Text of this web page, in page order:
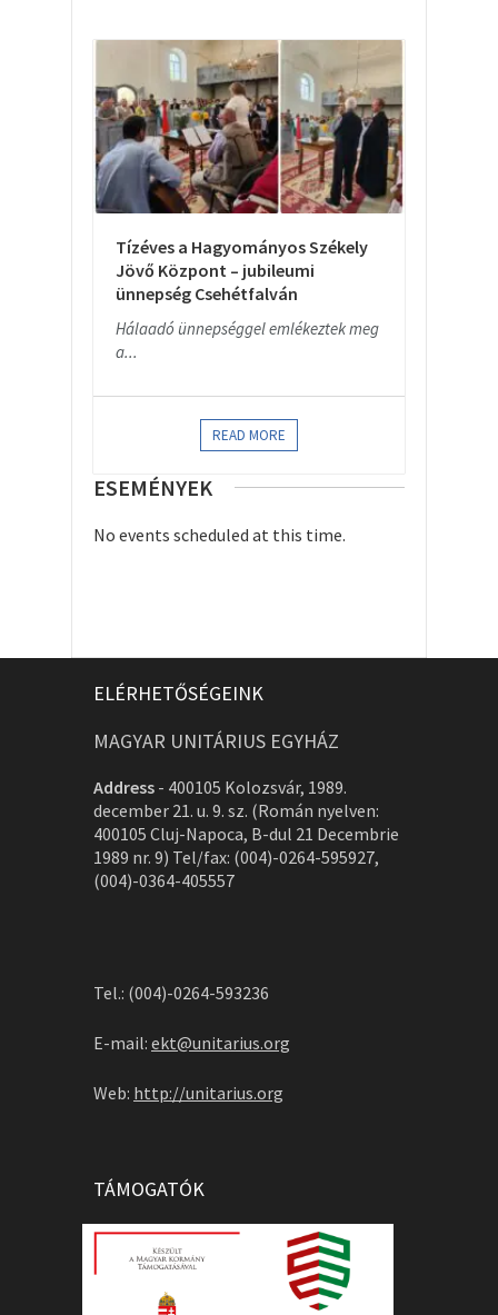
Tízéves a Hagyományos Székely
Jövő Központ – jubileumi
ünnepség Csehétfalván
Hálaadó ünnepséggel emlékeztek meg
a...
READ MORE
ESEMÉNYEK
No events scheduled at this time.
ELÉRHETŐSÉGEINK
MAGYAR UNITÁRIUS EGYHÁZ
Address - 400105 Kolozsvár, 1989.
december 21. u. 9. sz. (Román nyelven:
400105 Cluj-Napoca, B-dul 21 Decembrie
1989 nr. 9) Tel/fax: (004)-0264-595927,
(004)-0364-405557
Tel.: (004)-0264-593236
E-mail: ekt@unitarius.org
Web: http://unitarius.org
TÁMOGATÓK